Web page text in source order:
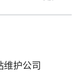
维护公司